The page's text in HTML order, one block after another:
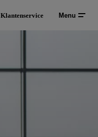
Klantenservice Menu